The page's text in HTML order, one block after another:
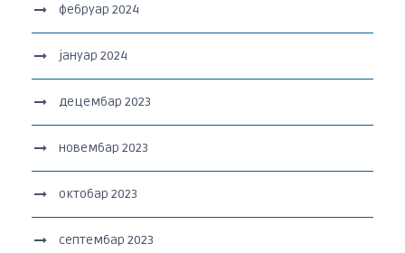
фебруар 2024
јануар 2024
децембар 2023
новембар 2023
октобар 2023
септембар 2023